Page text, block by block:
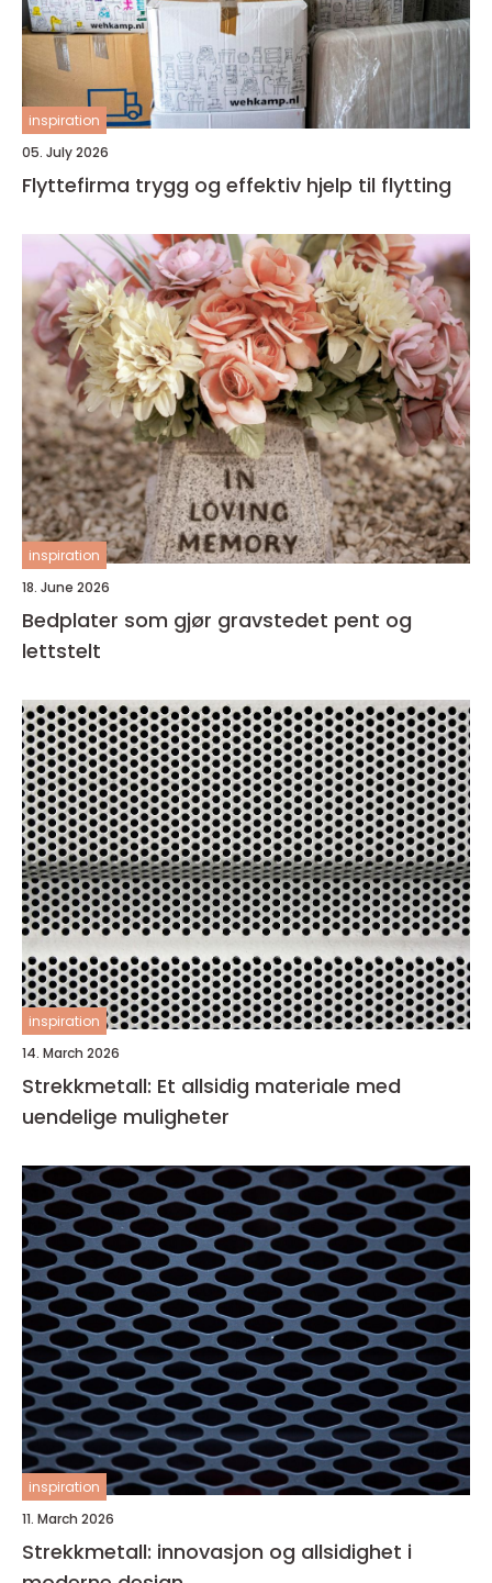
inspiration
05. July 2026
Flyttefirma trygg og effektiv hjelp til flytting
inspiration
18. June 2026
Bedplater som gjør gravstedet pent og
lettstelt
inspiration
14. March 2026
Strekkmetall: Et allsidig materiale med
uendelige muligheter
inspiration
11. March 2026
Strekkmetall: innovasjon og allsidighet i